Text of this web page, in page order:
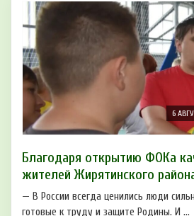
6
Благодаря открытию ФОКа
жителей Жирятинского
— В России всегда ценились люди
готовые к труду и защите Родины. И ...